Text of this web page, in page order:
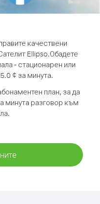
качествени
Ellipso.Обадете
- стационарен или
¢ за минута.
план, за да
минута разговор към